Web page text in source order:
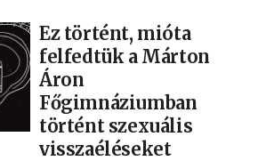
Ez történt, mióta
felfedtük a Márton
Áron
Főgimnáziumban
történt szexuális
visszaéléseket